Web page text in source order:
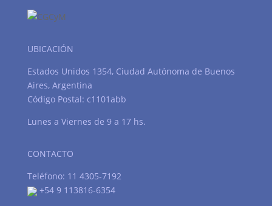
UBICACIÓN
Estados Unidos 1354, Ciudad Autónoma de Buenos
Aires, Argentina
Código Postal: c1101abb
Lunes a Viernes de 9 a 17 hs.
CONTACTO
Teléfono: 11 4305-7192
+54 9 113816-6354